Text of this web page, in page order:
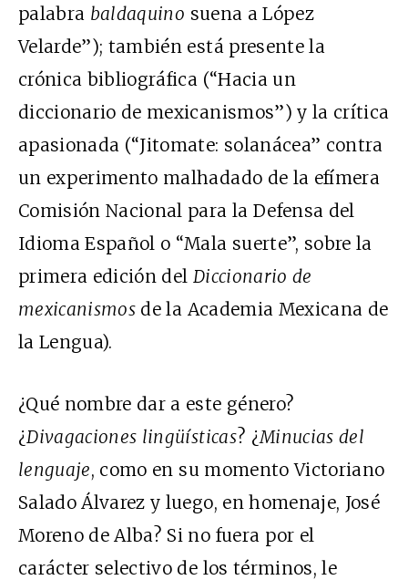
palabra baldaquino suena a López
Velarde”); también está presente la
crónica bibliográfica (“Hacia un
diccionario de mexicanismos”) y la crítica
apasionada (“Jitomate: solanácea” contra
un experimento malhadado de la efímera
Comisión Nacional para la Defensa del
Idioma Español o “Mala suerte”, sobre la
primera edición del Diccionario de
mexicanismos de la Academia Mexicana de
la Lengua).
¿Qué nombre dar a este género?
¿Divagaciones lingüísticas? ¿Minucias del
lenguaje, como en su momento Victoriano
Salado Álvarez y luego, en homenaje, José
Moreno de Alba? Si no fuera por el
carácter selectivo de los términos, le